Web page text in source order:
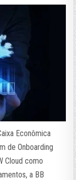
Econômica
de Onboarding
Cloud como
a BB